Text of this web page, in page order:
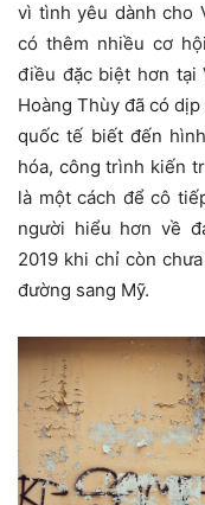
vì tình yêu dành cho
có thêm nhiều cơ
điều đặc biệt hơn tại
Hoàng Thùy đã có
quốc tế biết đến
hóa, công trình kiến
là một cách để cô
người hiểu hơn về
2019 khi chỉ còn
đường sang Mỹ.